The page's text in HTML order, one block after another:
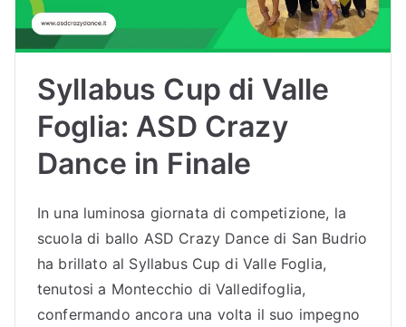
Syllabus Cup di Valle
Foglia: ASD Crazy
Dance in Finale
In una luminosa giornata di competizione, la
scuola di ballo ASD Crazy Dance di San Budrio
ha brillato al Syllabus Cup di Valle Foglia,
tenutosi a Montecchio di Valledifoglia,
confermando ancora una volta il suo impegno